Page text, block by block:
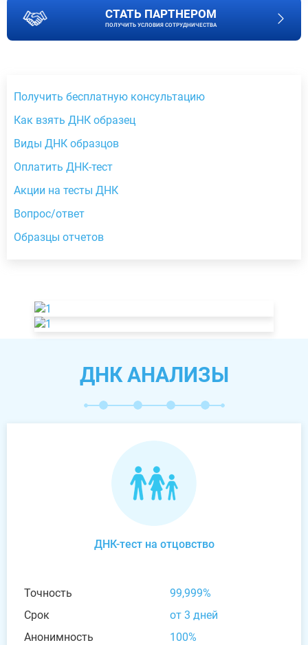
СТАТЬ ПАРТНЕРОМ
ПОЛУЧИТЬ УСЛОВИЯ СОТРУДНИЧЕСТВА
Получить бесплатную консультацию
Как взять ДНК образец
Виды ДНК образцов
Оплатить ДНК-тест
Акции на тесты ДНК
Вопрос/ответ
Образцы отчетов
ДНК АНАЛИЗЫ
ДНК-тест на отцовство
Точность
99,999%
Срок
от 3 дней
Анонимность
100%